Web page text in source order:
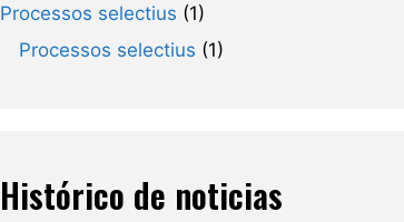
Processos selectius (1)
Processos selectius (1)
Histórico de noticias